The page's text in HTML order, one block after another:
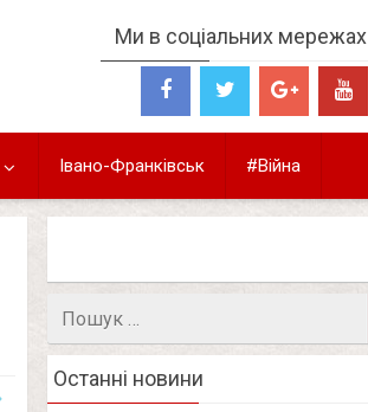
Ми в соціальних мережах
Івано-Франківськ #Війна
Останні новини